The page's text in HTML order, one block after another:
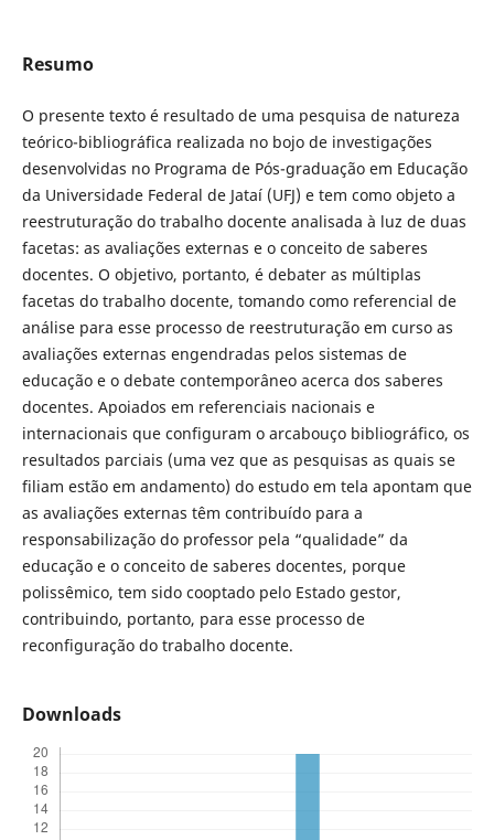
Resumo
O presente texto é resultado de uma pesquisa de natureza
teórico-bibliográfica realizada no bojo de investigações
desenvolvidas no Programa de Pós-graduação em Educação
da Universidade Federal de Jataí (UFJ) e tem como objeto a
reestruturação do trabalho docente analisada à luz de duas
facetas: as avaliações externas e o conceito de saberes
docentes. O objetivo, portanto, é debater as múltiplas
facetas do trabalho docente, tomando como referencial de
análise para esse processo de reestruturação em curso as
avaliações externas engendradas pelos sistemas de
educação e o debate contemporâneo acerca dos saberes
docentes. Apoiados em referenciais nacionais e
internacionais que configuram o arcabouço bibliográfico, os
resultados parciais (uma vez que as pesquisas as quais se
filiam estão em andamento) do estudo em tela apontam que
as avaliações externas têm contribuído para a
responsabilização do professor pela “qualidade” da
educação e o conceito de saberes docentes, porque
polissêmico, tem sido cooptado pelo Estado gestor,
contribuindo, portanto, para esse processo de
reconfiguração do trabalho docente.
Downloads